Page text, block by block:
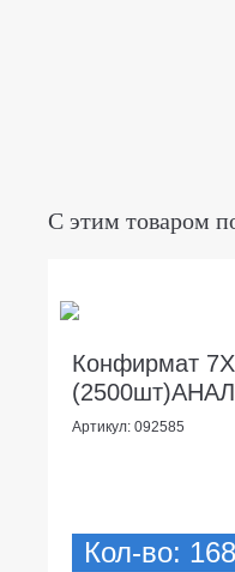
С этим товаром
Конфирмат
Артикул: 092585
Кол-во: